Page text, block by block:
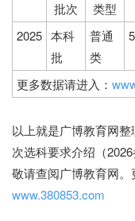
批次
类型
2025 本科
批
普通
类
更多数据请进入：
以上就是广博教育网
次选科要求介绍（
敬请查阅广博教育网。
www.380853.com